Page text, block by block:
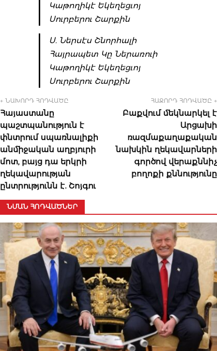
Կաթողիկէ Եկեղեցւոյ
Սուրբերու Շարքին
Ս. Ներսէս Շնորհալի
Հայրապետ Կը Ներառուի
Կաթողիկէ Եկեղեցւոյ
Սուրբերու Շարքին
← ՆԱԽՈՐԴ ՀՈԴՎԱԾԸ
Հայաստանը
պաշտպանություն է
փնտրում սպառնալիքի
անմիջական աղբյուրի
մոտ, բայց դա երկրի
ղեկավարության
ընտրությունն է. Շոյգու
ՀԱՋՈՐԴ ՀՈԴՎԱԾԸ →
Բաքվում մեկնարկել է
Արցախի
ռազմաքաղաքական
նախկին ղեկավարների
գործով վերաքննիչ
բողոքի քննությունը
ՆՄԱՆ ՀՈԴՎԱԾՆԵՐ